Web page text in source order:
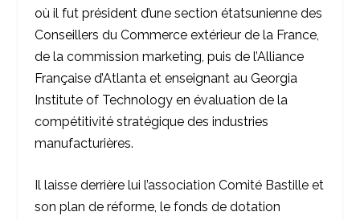
où il fut président d’une section étatsunienne des
Conseillers du Commerce extérieur de la France,
de la commission marketing, puis de l’Alliance
Française d’Atlanta et enseignant au Georgia
Institute of Technology en évaluation de la
compétitivité stratégique des industries
manufacturières.
Il laisse derrière lui l’association Comité Bastille et
son plan de réforme, le fonds de dotation